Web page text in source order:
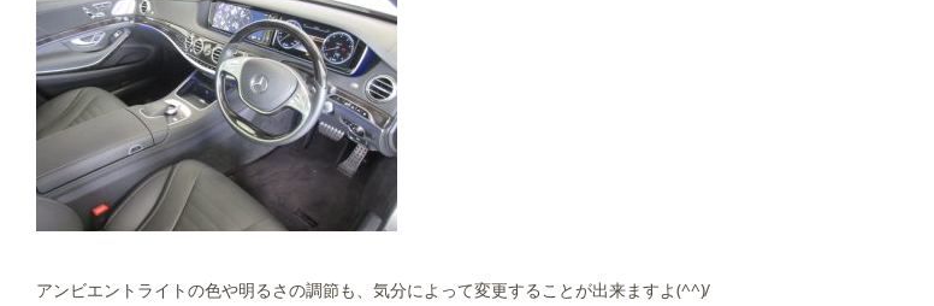
アンビエントライトの色や明るさの調節も、気分によって変更することが出来ますよ(^^)/